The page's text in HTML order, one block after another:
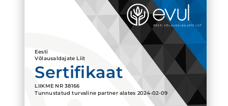
Eesti
Võlausaldajate Liit
Sertifikaat
LIIKME NR 38166
Tunnustatud turvaline partner alates 2024-02-09